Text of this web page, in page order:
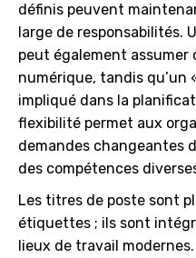
définis peuvent
large de responsabilités.
peut également assumer
numérique, tandis
impliqué dans la
flexibilité permet aux
demandes changeantes
des compétences
Les titres de poste sont
étiquettes ; ils sont
lieux de travail